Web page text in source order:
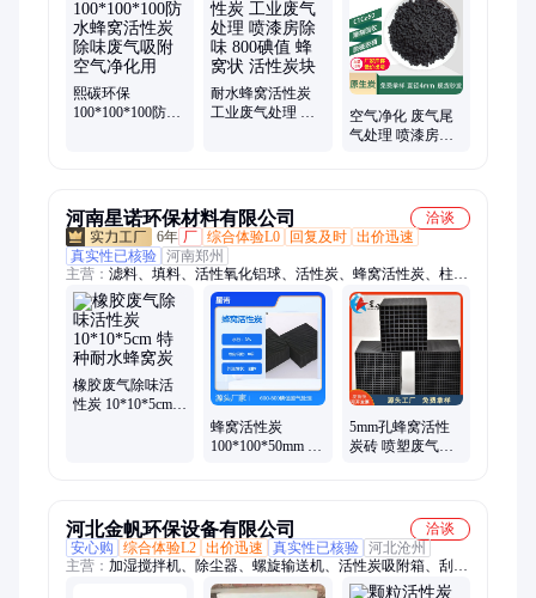
熙碳环保
100*100*100防水
耐水蜂窝活性炭
工业废气处理 喷
空气净化 废气尾
气处理 喷漆房除
河南星诺环保材料有限公司
洽谈
6年 厂 综合体验L0 回复及时 出价迅速
真实性已核验 河南郑州
主营： 滤料、填料、活性氧化铝球、活性炭、蜂窝活性炭、柱状
活性炭、椰壳活性炭、果壳活性炭、煤质颗粒活性炭、粉末活性
炭、铁碳、分子筛、铁碳填料、碳分子筛、干燥剂
橡胶废气除味活
性炭 10*10*5cm
蜂窝活性炭
100*100*50mm 喷
5mm孔蜂窝活性
炭砖 喷塑废气除
河北金帆环保设备有限公司
洽谈
安心购
综合体验L2 出价迅速 真实性已核验 河北沧州
主营： 加湿搅拌机、除尘器、螺旋输送机、活性炭吸附箱、刮板
机、斗士提升机、皮带机、输送设备配件、除尘器配件